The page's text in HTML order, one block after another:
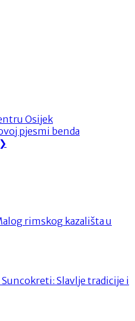
Osijek
pjesmi benda
❯
rimskog kazališta u
Slavlje tradicije i